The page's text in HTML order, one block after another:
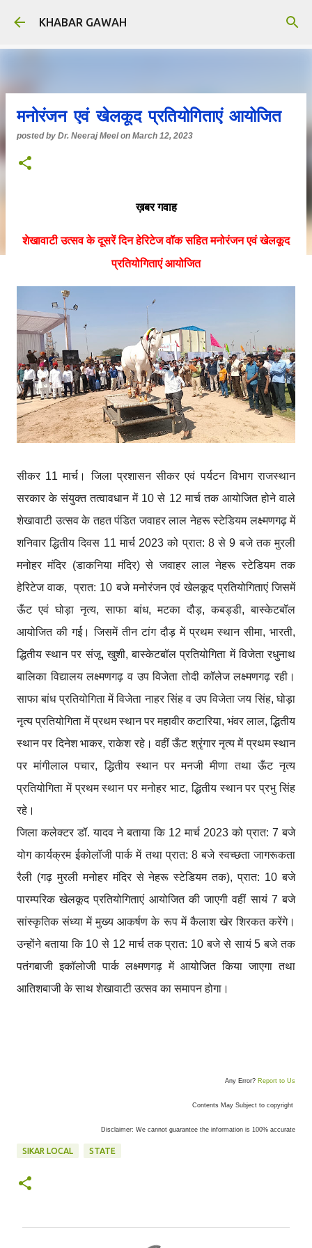
Skip to main content
KHABAR GAWAH
मनोरंजन एवं खेलकूद प्रतियोगिताएं आयोजित
posted by Dr. Neeraj Meel on March 12, 2023
ख़बर गवाह
शेखावाटी उत्सव के दूसरें दिन हेरिटेज वॉक सहित मनोरंजन एवं खेलकूद
प्रतियोगिताएं आयोजित
सीकर 11 मार्च। जिला प्रशासन सीकर एवं पर्यटन विभाग राजस्थान
सरकार के संयुक्त तत्वावधान में 10 से 12 मार्च तक आयोजित होने वाले
शेखावाटी उत्सव के तहत पंडित जवाहर लाल नेहरू स्टेडियम लक्ष्मणगढ़ में
शनिवार द्धितीय दिवस 11 मार्च 2023 को प्रात: 8 से 9 बजे तक मुरली
मनोहर मंदिर (डाकनिया मंदिर) से जवाहर लाल नेहरू स्टेडियम तक
हेरिटेज वाक, प्रात: 10 बजे मनोरंजन एवं खेलकूद प्रतियोगिताएं जिसमें
ऊँट एवं घोड़ा नृत्य, साफा बांध, मटका दौड़, कबड्डी, बास्केटबॉल
आयोजित की गई। जिसमें तीन टांग दौड़ में प्रथम स्थान सीमा, भारती,
द्धितीय स्थान पर संजू, खुशी, बास्केटबॉल प्रतियोगिता में विजेता रधुनाथ
बालिका विद्यालय लक्ष्मणगढ़ व उप विजेता तोदी कॉलेज लक्ष्मणगढ़ रही।
साफा बांध प्रतियोगिता में विजेता नाहर सिंह व उप विजेता जय सिंह, घोड़ा
नृत्य प्रतियोगिता में प्रथम स्थान पर महावीर कटारिया, भंवर लाल, द्धितीय
स्थान पर दिनेश भाकर, राकेश रहे। वहीं ऊँट श्रृंगार नृत्य में प्रथम स्थान
पर मांगीलाल पचार, द्धितीय स्थान पर मनजी मीणा तथा ऊँट नृत्य
प्रतियोगिता में प्रथम स्थान पर मनोहर भाट, द्धितीय स्थान पर प्रभु सिंह
रहे।
जिला कलेक्टर डॉ. यादव ने बताया कि 12 मार्च 2023 को प्रात: 7 बजे
योग कार्यक्रम ईकोलॉजी पार्क में तथा प्रात: 8 बजे स्वच्छता जागरूकता
रैली (गढ़ मुरली मनोहर मंदिर से नेहरू स्टेडियम तक), प्रात: 10 बजे
पारम्परिक खेलकूद प्रतियोगिताएं आयोजित की जाएगी वहीं सायं 7 बजे
सांस्कृतिक संध्या में मुख्य आकर्षण के रूप में कैलाश खेर शिरकत करेंगे।
उन्होंने बताया कि 10 से 12 मार्च तक प्रात: 10 बजे से सायं 5 बजे तक
पतंगबाजी इकॉलोजी पार्क लक्ष्मणगढ़ में आयोजित किया जाएगा तथा
आतिशबाजी के साथ शेखावाटी उत्सव का समापन होगा।
Any Error? Report to Us
Contents May Subject to copyright
Disclaimer: We cannot guarantee the information is 100% accurate
SIKAR LOCAL STATE